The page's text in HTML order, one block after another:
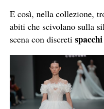
E così, nella collezione,
abiti che scivolano sulla
scena con discreti